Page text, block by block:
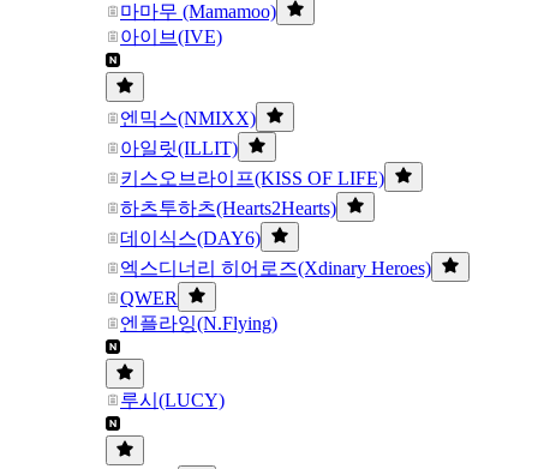
마마무 (Mamamoo)
아이브(IVE)
엔믹스(NMIXX)
아일릿(ILLIT)
키스오브라이프(KISS OF LIFE)
하츠투하츠(Hearts2Hearts)
데이식스(DAY6)
엑스디너리 히어로즈(Xdinary Heroes)
QWER
엔플라잉(N.Flying)
루시(LUCY)